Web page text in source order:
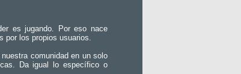
es jugando. Por eso nace
por los propios usuarios.
comunidad en un solo
Da igual lo específico o